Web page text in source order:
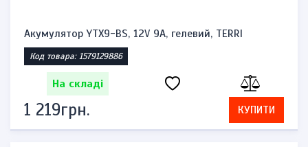
Акумулятор YTX9-BS, 12V 9A, гелевий, TERRI
Код товара: 1579129886
На складі
1 219грн. КУПИТИ